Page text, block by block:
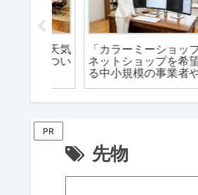
【ニコノリ カーリー
ス】全国47都道府県・
新車をお届けする際に来
店不要プラン。
PR
先物